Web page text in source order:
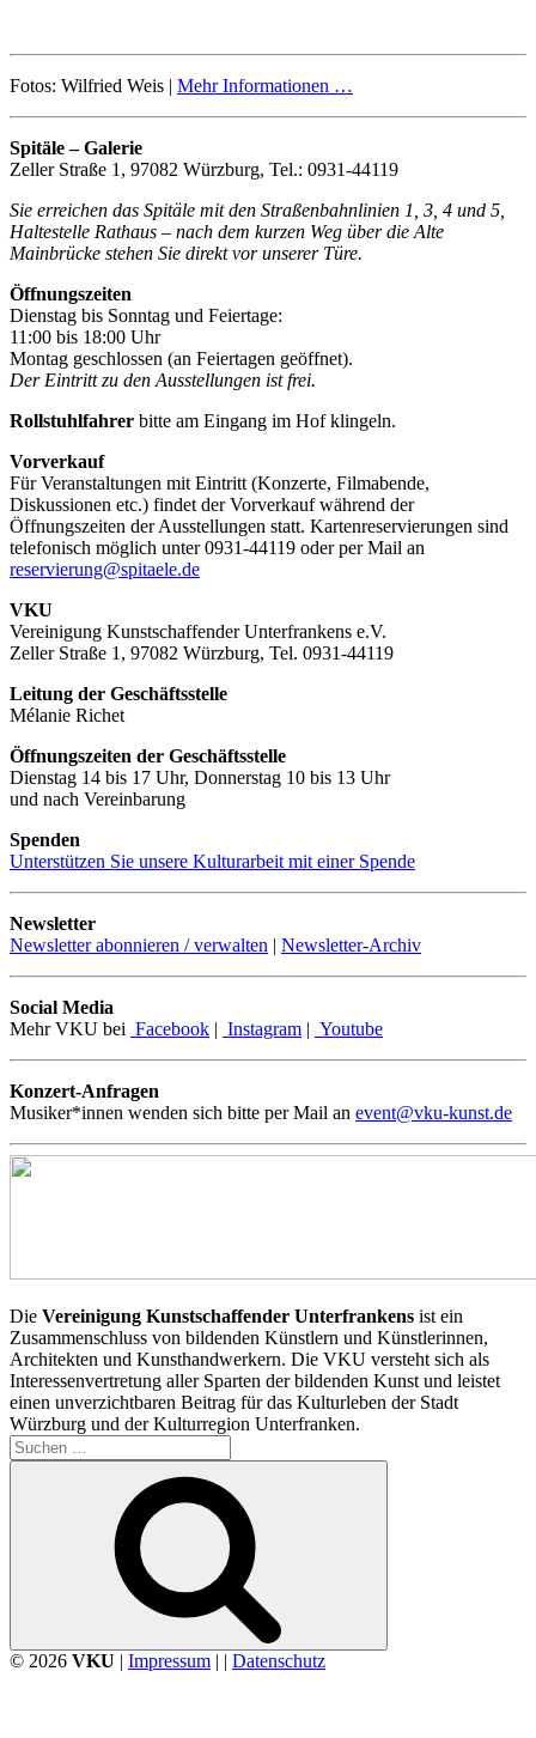
Fotos: Wilfried Weis | Mehr Informationen …
Spitäle – Galerie
Zeller Straße 1, 97082 Würzburg, Tel.: 0931-44119
Sie erreichen das Spitäle mit den Straßenbahnlinien 1, 3, 4 und 5,
Haltestelle Rathaus – nach dem kurzen Weg über die Alte
Mainbrücke stehen Sie direkt vor unserer Türe.
Öffnungszeiten
Dienstag bis Sonntag und Feiertage:
11:00 bis 18:00 Uhr
Montag geschlossen (an Feiertagen geöffnet).
Der Eintritt zu den Ausstellungen ist frei.
Rollstuhlfahrer bitte am Eingang im Hof klingeln.
Vorverkauf
Für Veranstaltungen mit Eintritt (Konzerte, Filmabende,
Diskussionen etc.) findet der Vorverkauf während der
Öffnungszeiten der Ausstellungen statt. Kartenreservierungen sind
telefonisch möglich unter 0931-44119 oder per Mail an
reservierung@spitaele.de
VKU
Vereinigung Kunstschaffender Unterfrankens e.V.
Zeller Straße 1, 97082 Würzburg, Tel. 0931-44119
Leitung der Geschäftsstelle
Mélanie Richet
Öffnungszeiten der Geschäftsstelle
Dienstag 14 bis 17 Uhr, Donnerstag 10 bis 13 Uhr
und nach Vereinbarung
Spenden
Unterstützen Sie unsere Kulturarbeit mit einer Spende
Newsletter
Newsletter abonnieren / verwalten | Newsletter-Archiv
Social Media
Mehr VKU bei Facebook | Instagram | Youtube
Konzert-Anfragen
Musiker*innen wenden sich bitte per Mail an event@vku-kunst.de
Die Vereinigung Kunstschaffender Unterfrankens ist ein
Zusammenschluss von bildenden Künstlern und Künstlerinnen,
Architekten und Kunsthandwerkern. Die VKU versteht sich als
Interessenvertretung aller Sparten der bildenden Kunst und leistet
einen unverzichtbaren Beitrag für das Kulturleben der Stadt
Würzburg und der Kulturregion Unterfranken.
Suchen
nach:
© 2026 VKU | Impressum | | Datenschutz